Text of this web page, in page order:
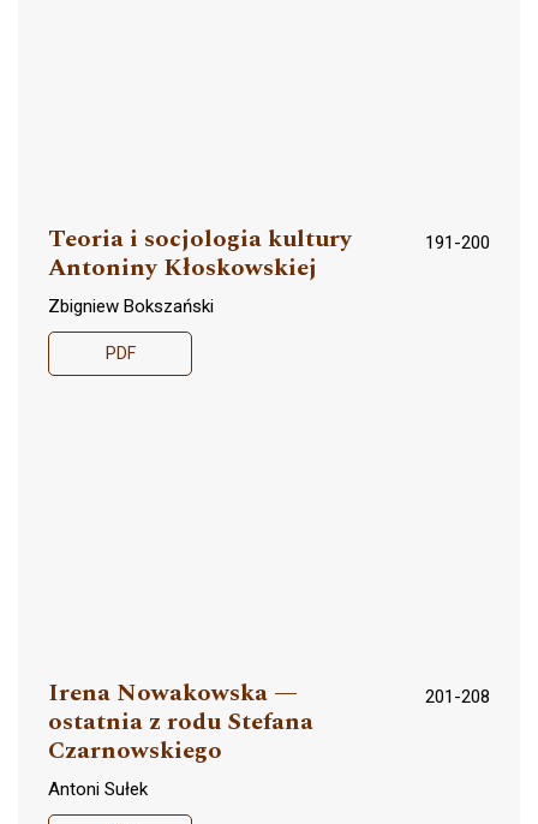
Teoria i socjologia kultury
Antoniny Kłoskowskiej
191-200
Zbigniew Bokszański
PDF
Irena Nowakowska —
ostatnia z rodu Stefana
Czarnowskiego
201-208
Antoni Sułek